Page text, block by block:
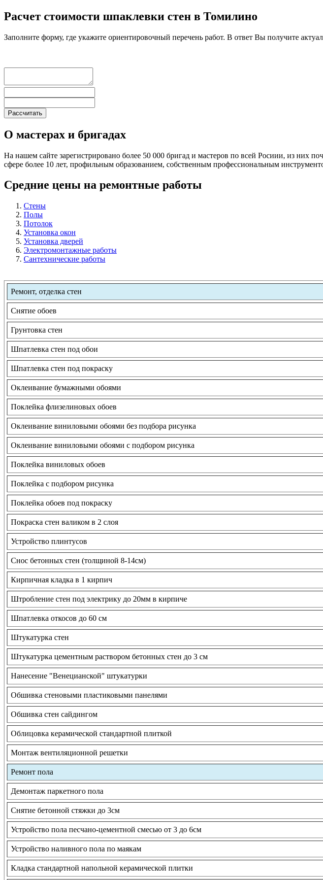
Расчет стоимости шпаклевки стен в Томилино
Заполните форму, где укажите ориентировочный перечень работ. В ответ Вы получите
О мастерах и бригадах
На нашем сайте зарегистрировано более 50 000 бригад и мастеров по всей Росиии, из них
сфере более 10 лет, профильным образованием, собственным профессиональным
Средние цены на ремонтные работы
Стены
Полы
Потолок
Установка окон
Установка дверей
Электромонтажные работы
Сантехнические работы
Ремонт, отделка стен
Снятие обоев
Грунтовка стен
Шпатлевка стен под обои
Шпатлевка стен под покраску
Оклеивание бумажными обоями
Поклейка флизелиновых обоев
Оклеивание виниловыми обоями без подбора рисунка
Оклеивание виниловыми обоями с подбором рисунка
Поклейка виниловых обоев
Поклейка с подбором рисунка
Поклейка обоев под покраску
Покраска стен валиком в 2 слоя
Устройство плинтусов
Снос бетонных стен (толщиной 8-14см)
Кирпичная кладка в 1 кирпич
Штробление стен под электрику до 20мм в кирпиче
Шпатлевка откосов до 60 см
Штукатурка стен
Штукатурка цементным раствором бетонных стен до 3 см
Нанесение "Венецианской" штукатурки
Обшивка стеновыми пластиковыми панелями
Обшивка стен сайдингом
Облицовка керамической стандартной плиткой
Монтаж вентиляционной решетки
Ремонт пола
Демонтаж паркетного пола
Снятие бетонной стяжки до 3см
Устройство пола песчано-цементной смесью от 3 до 6см
Устройство наливного пола по маякам
Кладка стандартной напольной керамической плитки